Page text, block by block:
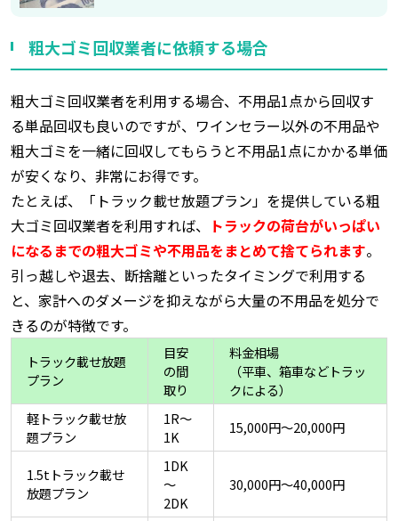
粗大ゴミ回収業者に依頼する場合
粗大ゴミ回収業者を利用する場合、不用品1点から回収す
る単品回収も良いのですが、ワインセラー以外の不用品や
粗大ゴミを一緒に回収してもらうと不用品1点にかかる単価
が安くなり、非常にお得です。
たとえば、「トラック載せ放題プラン」を提供している粗
大ゴミ回収業者を利用すれば、 トラックの荷台がいっぱい
になるまでの粗大ゴミや不用品をまとめて捨てられます。
引っ越しや退去、断捨離といったタイミングで利用する
と、家計へのダメージを抑えながら大量の不用品を処分で
きるのが特徴です。
トラック載せ放題
プラン
目安
の間
取り
料金相場
（平車、箱車などトラッ
クによる）
軽トラック載せ放
題プラン
1R～
1K
15,000円〜20,000円
1.5tトラック載せ
放題プラン
1DK
～
2DK
30,000円～40,000円